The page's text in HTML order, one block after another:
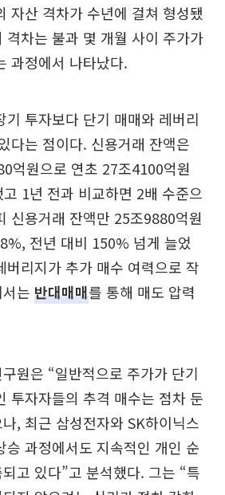
자산 격차가 수년에 걸쳐 형성됐
격차는 불과 몇 개월 사이 주가가
과정에서 나타났다.
기 투자보다 단기 매매와 레버리
다는 점이다. 신용거래 잔액은
억원으로 연초 27조4100억원
1년 전과 비교하면 2배 수준으
신용거래 잔액만 25조9880억원
전년 대비 150% 넘게 늘었
버리지가 추가 매수 여력으로 작
는 반대매매를 통해 매도 압력
원은 “일반적으로 주가가 단기
투자자들의 추격 매수는 점차 둔
, 최근 삼성전자와 SK하이닉스
승 과정에서도 지속적인 개인 순
고 있다”고 분석했다. 그는 “특